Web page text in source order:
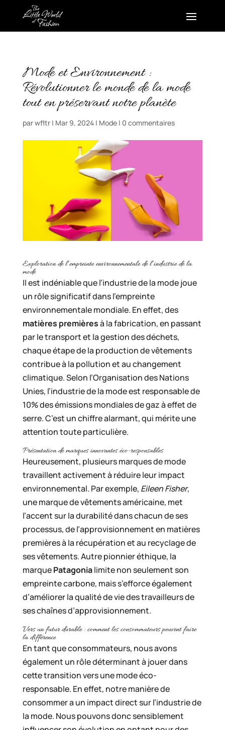
Mode et Environnement :
Révolutionner le monde de la mode
tout en préservant notre planète
parwfltr| Mar 9, 2024| Mode| 0 commentaires
Exploration de l’empreinte environnementale de l’industrie de la
mode
Il est indéniable que l’industrie de la mode joue
un rôle significatif dans l’empreinte
environnementale mondiale. En effet, des
matières premièresà la fabrication, en passant
par le transport et la gestion des déchets,
chaque étape de la production de vêtements
contribue à la pollution et au changement
climatique. Selon l’Organisation des Nations
Unies, l’industrie de la mode est responsable de
10% des émissions mondiales de gaz à effet de
serre. C’est un chiffre alarmant, qui mérite une
attention toute particulière.
Présentation de marques innovantes éco-responsables
Heureusement, plusieurs marques de mode
travaillent activement à réduire leur impact
environnemental. Par exemple, Eileen Fisher,
une marque de vêtements américaine, met
l’accent sur la durabilité dans chacun de ses
processus, de l’approvisionnement en matières
premières à la récupération et au recyclage de
ses vêtements. Autre pionnier éthique, la
marquePatagonialimite non seulement son
empreinte carbone, mais s’efforce également
d’améliorer la qualité de vie des travailleurs de
ses chaînes d’approvisionnement.
Vers un futur durable : comment les consommateurs peuvent faire
la différence
En tant que consommateurs, nous avons
également un rôle déterminant à jouer dans
cette transition vers une mode éco-
responsable. En effet, notre manière de
consommer a un impact direct sur l’industrie de
la mode. Nous pouvons donc sensiblement